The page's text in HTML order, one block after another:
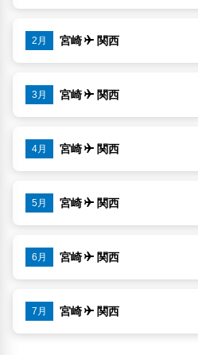
2月 宮崎 関西
3月 宮崎 関西
4月 宮崎 関西
5月 宮崎 関西
6月 宮崎 関西
7月 宮崎 関西